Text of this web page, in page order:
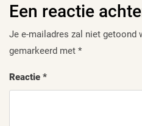
Een reactie
Je e-mailadres zal niet getoond
gemarkeerd met *
Reactie *